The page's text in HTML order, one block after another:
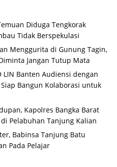
Diduga Tengkorak
Tidak Berspekulasi
Menggurita di Gunung Tagin,
Jangan Tutup Mata
LIN Banten Audiensi dengan
Bangun Kolaborasi untuk
Kapolres Bangka Barat
Pelabuhan Tanjung Kalian
Babinsa Tanjung Batu
Pada Pelajar